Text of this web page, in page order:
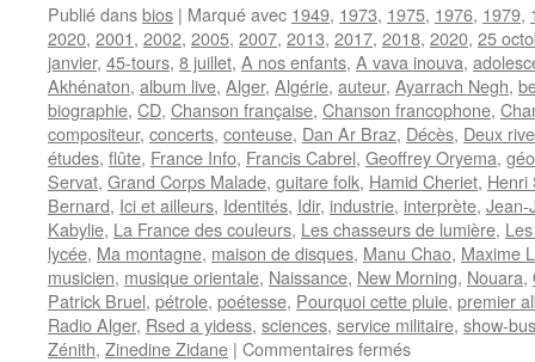
Publié dansbios | Marqué avec 1949, 1973, 1975, 1976, 1979,
2020, 2001, 2002, 2005, 2007, 2013, 2017, 2018, 2020, 25
janvier, 45-tours, 8 juillet, A nos enfants, A vava inouva,
Akhénaton, album live, Alger, Algérie, auteur, Ayarrach Negh,
biographie, CD, Chanson française, Chanson francophone,
compositeur, concerts, conteuse, Dan Ar Braz, Décès, Deux
études, flûte, France Info, Francis Cabrel, Geoffrey Oryema,
Servat, Grand Corps Malade, guitare folk, Hamid Cheriet, Henri
Bernard, Ici et ailleurs, Identités, Idir, industrie, interprète, Jean-
Kabylie, La France des couleurs, Les chasseurs de lumière,
lycée, Ma montagne, maison de disques, Manu Chao, Maxime
musicien, musique orientale, Naissance, New Morning, Nouara,
Patrick Bruel, pétrole, poétesse, Pourquoi cette pluie, premier
Radio Alger, Rsed a yidess, sciences, service militaire, show-
Zénith, Zinedine Zidane | Commentaires ferméssur